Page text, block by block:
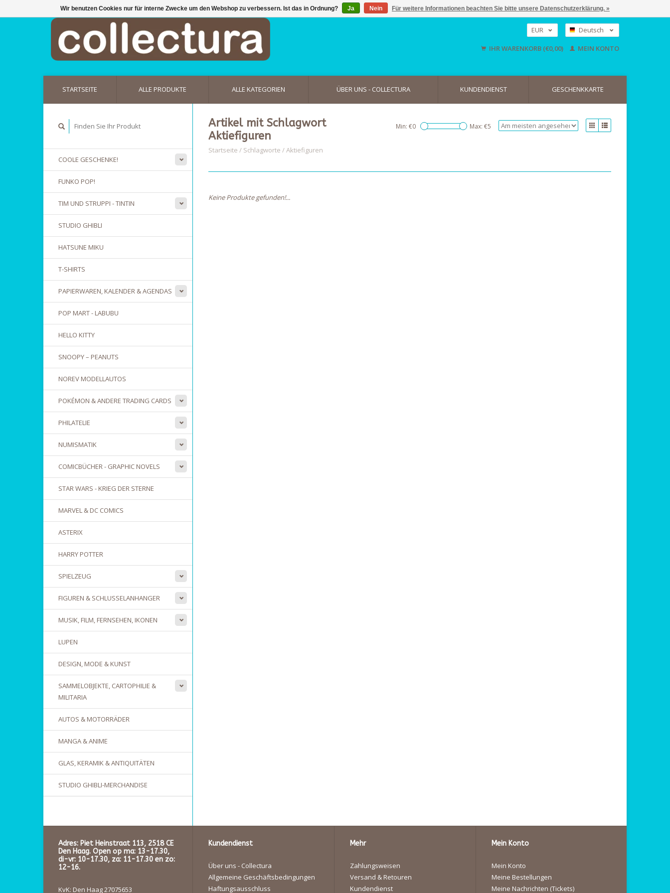
EUR
USD
Deutsch
English
IHR WARENKORB (€0,00) MEIN KONTO
STARTSEITE ALLE PRODUKTE ALLE KATEGORIEN ÜBER UNS - COLLECTURA KUNDENDIENST GESCHENKKARTE
COOLE GESCHENKE!
FUNKO POP!
TIM UND STRUPPI - TINTIN
STUDIO GHIBLI
HATSUNE MIKU
T-SHIRTS
PAPIERWAREN, KALENDER & AGENDAS
POP MART - LABUBU
HELLO KITTY
SNOOPY – PEANUTS
NOREV MODELLAUTOS
POKÉMON & ANDERE TRADING CARDS
PHILATELIE
NUMISMATIK
COMICBÜCHER - GRAPHIC NOVELS
STAR WARS - KRIEG DER STERNE
MARVEL & DC COMICS
ASTERIX
HARRY POTTER
SPIELZEUG
FIGUREN & SCHLUSSELANHANGER
MUSIK, FILM, FERNSEHEN, IKONEN
LUPEN
DESIGN, MODE & KUNST
SAMMELOBJEKTE, CARTOPHILIE &
MILITARIA
AUTOS & MOTORRÄDER
MANGA & ANIME
GLAS, KERAMIK & ANTIQUITÄTEN
STUDIO GHIBLI-MERCHANDISE
Artikel mit Schlagwort
Aktiefiguren
Startseite / Schlagworte /Aktiefiguren
Min: €0 Max: €5
Keine Produkte gefunden!...
Adres: Piet Heinstraat 113, 2518 CE
Den Haag. Open op ma: 13-17.30,
di-vr: 10-17.30, za: 11-17.30 en zo:
12-16.
KvK: Den Haag 27075653
Kundendienst
Über uns - Collectura
Allgemeine Geschäftsbedingungen
Haftungsausschluss
Mehr
Zahlungsweisen
Versand & Retouren
Kundendienst
Mein Konto
Mein Konto
Meine Bestellungen
Meine Nachrichten (Tickets)
Wir benutzen Cookies nur für interne Zwecke um den Webshop zu verbessern. Ist das in Ordnung? Ja Nein Für weitere Informationen beachten Sie bitte unsere Datenschutzerklärung. »